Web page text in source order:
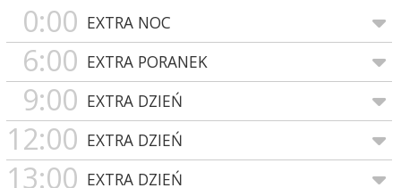
0:00 EXTRA NOC
6:00 EXTRA PORANEK
9:00 EXTRA DZIEŃ
12:00 EXTRA DZIEŃ
13:00 EXTRA DZIEŃ